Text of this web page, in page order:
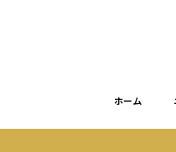
ホーム